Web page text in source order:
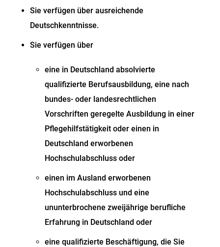
Sie verfügen über ausreichende
Deutschkenntnisse.
Sie verfügen über
eine in Deutschland absolvierte
qualifizierte Berufsausbildung, eine nach
bundes- oder landesrechtlichen
Vorschriften geregelte Ausbildung in einer
Pflegehilfstätigkeit oder einen in
Deutschland erworbenen
Hochschulabschluss oder
einen im Ausland erworbenen
Hochschulabschluss und eine
ununterbrochene zweijährige berufliche
Erfahrung in Deutschland oder
eine qualifizierte Beschäftigung, die Sie